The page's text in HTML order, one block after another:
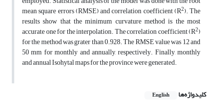
mean square errors (RMSE) and correlation coefficient (R2). The
results show that the minimum curvature method is the most
accurate one for the interpolation. The correlation coefficient (R2)
for the method was grater than 0.928. The RMSE value was 12 and
50 mm for monthly and annually, respectively. Finally, monthly
and annual Isohytal maps for the province were generated.
کلیدواژه‌ها English